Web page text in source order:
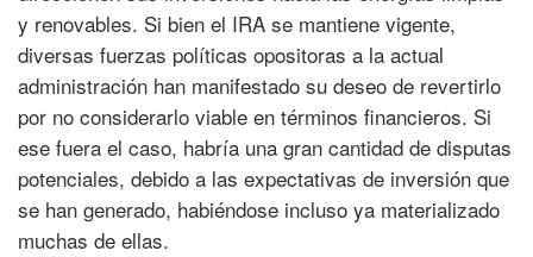
y renovables. Si bien el IRA se mantiene vigente,
diversas fuerzas políticas opositoras a la actual
administración han manifestado su deseo de revertirlo
por no considerarlo viable en términos financieros. Si
ese fuera el caso, habría una gran cantidad de disputas
potenciales, debido a las expectativas de inversión que
se han generado, habiéndose incluso ya materializado
muchas de ellas.